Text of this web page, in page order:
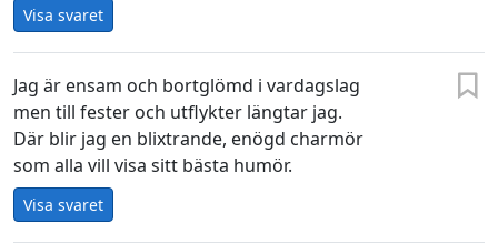
Visa svaret
Jag är ensam och bortglömd i vardagslag
men till fester och utflykter längtar jag.
Där blir jag en blixtrande, enögd charmör
som alla vill visa sitt bästa humör.
Visa svaret